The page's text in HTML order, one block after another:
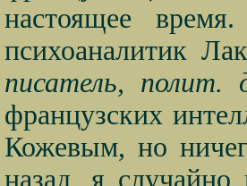
настоящее
психоаналитик
писатель, полит.
французских
Кожевым, но
назад, я